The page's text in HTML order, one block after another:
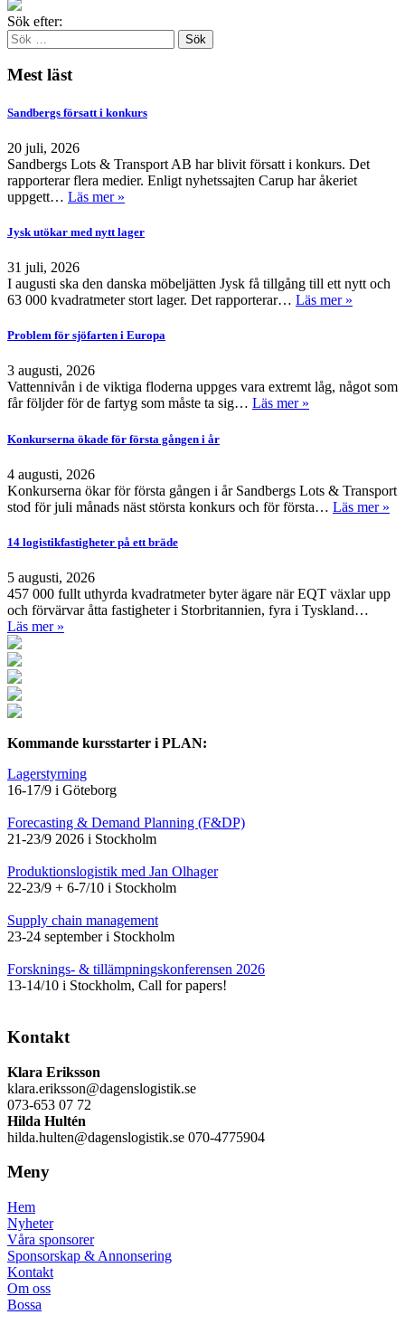
Sök efter:
Mest läst
Sandbergs försatt i konkurs
20 juli, 2026
Sandbergs Lots & Transport AB har blivit försatt i konkurs. Det
rapporterar flera medier. Enligt nyhetssajten Carup har åkeriet
uppgett… Läs mer »
Jysk utökar med nytt lager
31 juli, 2026
I augusti ska den danska möbeljätten Jysk få tillgång till ett nytt och
63 000 kvadratmeter stort lager. Det rapporterar… Läs mer »
Problem för sjöfarten i Europa
3 augusti, 2026
Vattennivån i de viktiga floderna uppges vara extremt låg, något som
får följder för de fartyg som måste ta sig… Läs mer »
Konkurserna ökade för första gången i år
4 augusti, 2026
Konkurserna ökar för första gången i år Sandbergs Lots & Transport
stod för juli månads näst största konkurs och för första… Läs mer »
14 logistikfastigheter på ett bräde
5 augusti, 2026
457 000 fullt uthyrda kvadratmeter byter ägare när EQT växlar upp
och förvärvar åtta fastigheter i Storbritannien, fyra i Tyskland…
Läs mer »
Kommande kursstarter i PLAN:
Lagerstyrning
16-17/9 i Göteborg
Forecasting & Demand Planning (F&DP)
21-23/9 2026 i Stockholm
Produktionslogistik med Jan Olhager
22-23/9 + 6-7/10 i Stockholm
Supply chain management
23-24 september i Stockholm
Forsknings- & tillämpningskonferensen 2026
13-14/10 i Stockholm, Call for papers!
Kontakt
Klara Eriksson
klara.eriksson@dagenslogistik.se
073-653 07 72
Hilda Hultén
hilda.hulten@dagenslogistik.se 070-4775904
Meny
Hem
Nyheter
Våra sponsorer
Sponsorskap & Annonsering
Kontakt
Om oss
Bossa